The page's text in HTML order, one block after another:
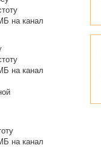
на канал
на канал
на канал